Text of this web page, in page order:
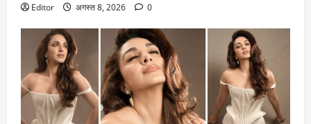
Editor अगस्त 8, 2026 0